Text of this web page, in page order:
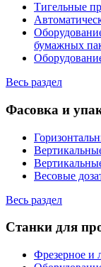
Тигельные
бумажных
Весь раздел
Фасовка и
Весовые
Весь раздел
Станки для
Фрезерное и